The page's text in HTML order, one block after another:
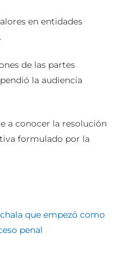
en entidades
de las partes
la audiencia
a conocer la resolución
formulado por la
que empezó como
penal